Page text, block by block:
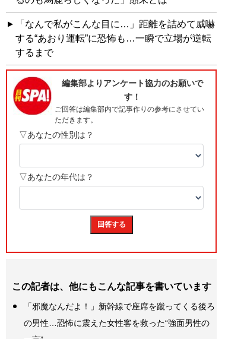
「なんで私がこんな目に…」距離を詰めて威嚇
する“あおり運転”に恐怖も…一瞬で立場が逆転
するまで
この記者は、他にもこんな記事を書いています
「邪魔なんだよ！」新幹線で座席を蹴ってくる後ろ
の男性…恐怖に震えた女性客を救った“強面男性の